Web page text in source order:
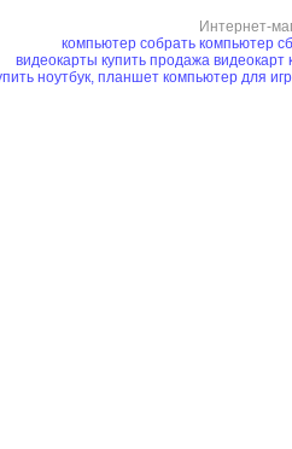
Интернет-
компьютер собрать компьютер
видеокарты купить продажа видеокарт
ноутбук, планшет компьютер для